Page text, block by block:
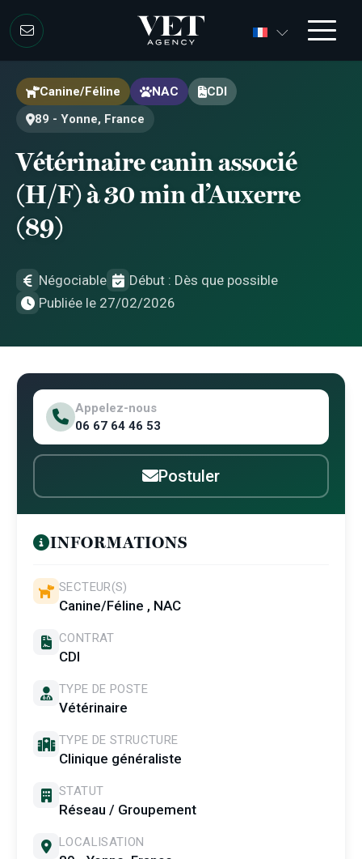
Canine/Féline NAC
CDI
89 - Yonne, France
Vétérinaire canin associé
(H/F) à 30 min d’Auxerre
(89)
Négociable
Début : Dès que possible
Publiée le 27/02/2026
Appelez-nous
06 67 64 46 53
Postuler
INFORMATIONS
SECTEUR(S)
Canine/Féline , NAC
CONTRAT
CDI
TYPE DE POSTE
Vétérinaire
TYPE DE STRUCTURE
Clinique généraliste
STATUT
Réseau / Groupement
LOCALISATION